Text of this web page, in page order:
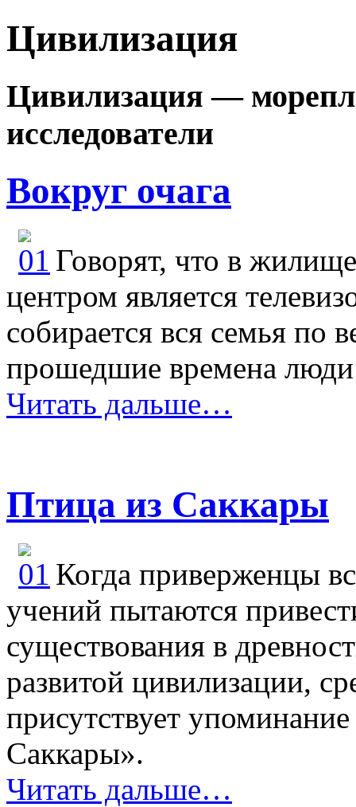
Цивилизация
Цивилизация —
исследователи
Вокруг очага
Говорят, что в
центром является
собирается вся семья по
прошедшие времена люди
Читать дальше…
Птица из Саккары
Когда приверженцы
учений пытаются
существования в
развитой цивилизации,
присутствует
Саккары».
Читать дальше…